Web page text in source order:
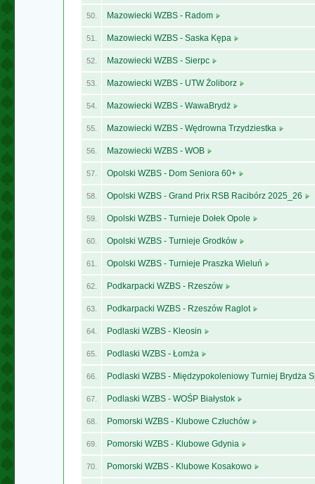
50. Mazowiecki WZBS - Radom
51. Mazowiecki WZBS - Saska Kępa
52. Mazowiecki WZBS - Sierpc
53. Mazowiecki WZBS - UTW Żoliborz
54. Mazowiecki WZBS - WawaBrydż
55. Mazowiecki WZBS - Wędrowna Trzydziestka
56. Mazowiecki WZBS - WOB
57. Opolski WZBS - Dom Seniora 60+
58. Opolski WZBS - Grand Prix RSB Racibórz 2025_26
59. Opolski WZBS - Turnieje Dołek Opole
60. Opolski WZBS - Turnieje Grodków
61. Opolski WZBS - Turnieje Praszka Wieluń
62. Podkarpacki WZBS - Rzeszów
63. Podkarpacki WZBS - Rzeszów Raglot
64. Podlaski WZBS - Kleosin
65. Podlaski WZBS - Łomża
66. Podlaski WZBS - Międzypokoleniowy Turniej Brydża
67. Podlaski WZBS - WOŚP Białystok
68. Pomorski WZBS - Klubowe Człuchów
69. Pomorski WZBS - Klubowe Gdynia
70. Pomorski WZBS - Klubowe Kosakowo